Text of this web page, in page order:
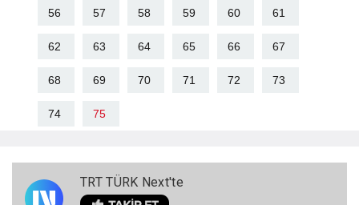
56 57 58 59 60 61
62 63 64 65 66 67
68 69 70 71 72 73
74 75
TRT TÜRK Next'te